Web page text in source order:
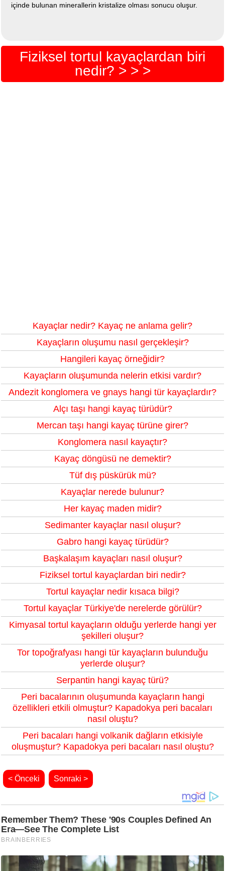
içinde bulunan minerallerin kristalize olması sonucu oluşur.
Fiziksel tortul kayaçlardan biri
nedir? > > >
Kayaçlar nedir? Kayaç ne anlama gelir?
Kayaçların oluşumu nasıl gerçekleşir?
Hangileri kayaç örneğidir?
Kayaçların oluşumunda nelerin etkisi vardır?
Andezit konglomera ve gnays hangi tür kayaçlardır?
Alçı taşı hangi kayaç türüdür?
Mercan taşı hangi kayaç türüne girer?
Konglomera nasıl kayaçtır?
Kayaç döngüsü ne demektir?
Tüf dış püskürük mü?
Kayaçlar nerede bulunur?
Her kayaç maden midir?
Sedimanter kayaçlar nasıl oluşur?
Gabro hangi kayaç türüdür?
Başkalaşım kayaçları nasıl oluşur?
Fiziksel tortul kayaçlardan biri nedir?
Tortul kayaçlar nedir kısaca bilgi?
Tortul kayaçlar Türkiye'de nerelerde görülür?
Kimyasal tortul kayaçların olduğu yerlerde hangi yer
şekilleri oluşur?
Tor topoğrafyası hangi tür kayaçların bulunduğu
yerlerde oluşur?
Serpantin hangi kayaç türü?
Peri bacalarının oluşumunda kayaçların hangi
özellikleri etkili olmuştur? Kapadokya peri bacaları
nasıl oluştu?
Peri bacaları hangi volkanik dağların etkisiyle
oluşmuştur? Kapadokya peri bacaları nasıl oluştu?
< Önceki Sonraki >